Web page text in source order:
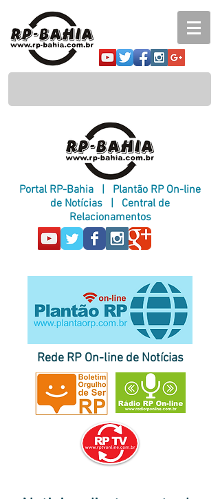
Portal RP-Bahia | Plantão RP On-line
de Notícias | Central de
Relacionamentos
página inicial do Plantão RP|
destaques|
|correspondentes
no Brasil e no exterior
Rede RP On-line de Notícias